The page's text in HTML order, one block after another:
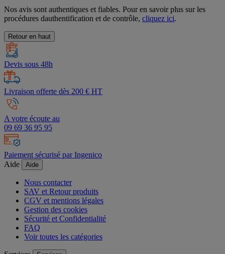
Nos avis sont authentiques et fiables. Pour en savoir plus sur les
procédures dauthentification et de contrôle, cliquez ici.
Retour en haut
Devis sous 48h
Livraison offerte dès 200 € HT
A votre écoute au
09 69 36 95 95
Paiement sécurisé par Ingenico
Aide
Aide
Nous contacter
SAV et Retour produits
CGV et mentions légales
Gestion des cookies
Sécurité et Confidentialité
FAQ
Voir toutes les catégories